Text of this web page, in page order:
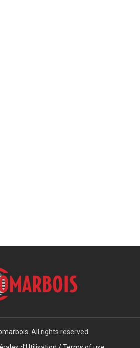
. All rights reserved